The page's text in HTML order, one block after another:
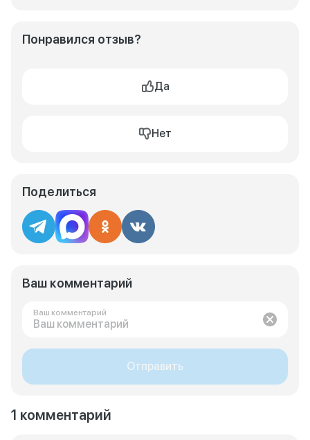
Понравился отзыв?
Да
Нет
Поделиться
Ваш комментарий
Ваш комментарий
Отправить
1 комментарий